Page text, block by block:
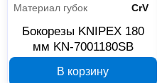
Материал губок
CrV
Бокорезы KNIPEX 180
мм KN-7001180SB
В корзину